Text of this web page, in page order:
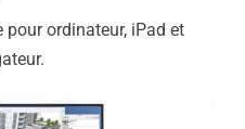
ordinateur, iPad et